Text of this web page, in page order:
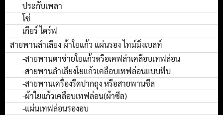
ประกับเพลา
โซ่
เกียร์ ไดร์ฟ
สายพานลำเลียง ผ้าใยแก้ว แผ่นรอง ไทม์มิ่งเบลท์
-สายพานตาข่ายใยแก้วหรือเคฟล่าเคลือบเทฟล่อน
-สายพานลำเลียงใยแก้วเคลือบเทฟล่อนแบบทึบ
-สายพานเครื่องรีดปากถุง หรือสายพานซีล
-ผ้าใยแก้วเคลือบเทฟล่อน(ผ้าซีล)
-แผ่นเทฟล่อนรองอบ